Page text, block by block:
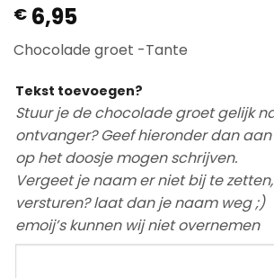
€ 6,95
Chocolade groet -Tante
Tekst toevoegen?
Stuur je de chocolade groet gelijk
ontvanger? Geef hieronder dan
op het doosje mogen schrijven.
Vergeet je naam er niet bij te
versturen? laat dan je naam weg ;)
emoij’s kunnen wij niet overnemen